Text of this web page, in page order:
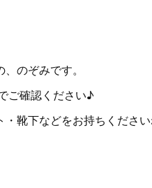
のぞみです。
ご確認ください♪
・靴下などをお持ちくださ